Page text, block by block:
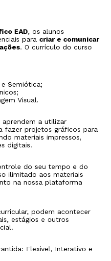
EAD, os alunos
para criar e comunicar
. O currículo do curso
Semiótica;
Visual.
a utilizar
fazer projetos gráficos para
materiais impressos,
digitais.
do seu tempo e do
ilimitado aos materiais
na nossa plataforma
podem acontecer
estágios e outros
Flexível, Interativo e